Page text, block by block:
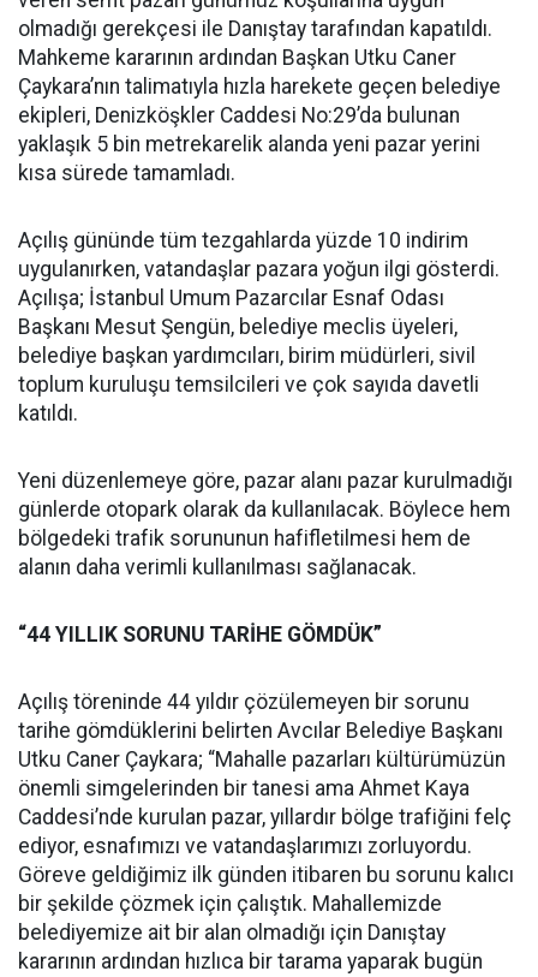
olmadığı gerekçesi ile Danıştay tarafından kapatıldı.
Mahkeme kararının ardından Başkan Utku Caner
Çaykara’nın talimatıyla hızla harekete geçen belediye
ekipleri, Denizköşkler Caddesi No:29’da bulunan
yaklaşık 5 bin metrekarelik alanda yeni pazar yerini
kısa sürede tamamladı.
Açılış gününde tüm tezgahlarda yüzde 10 indirim
uygulanırken, vatandaşlar pazara yoğun ilgi gösterdi.
Açılışa; İstanbul Umum Pazarcılar Esnaf Odası
Başkanı Mesut Şengün, belediye meclis üyeleri,
belediye başkan yardımcıları, birim müdürleri, sivil
toplum kuruluşu temsilcileri ve çok sayıda davetli
katıldı.
Yeni düzenlemeye göre, pazar alanı pazar kurulmadığı
günlerde otopark olarak da kullanılacak. Böylece hem
bölgedeki trafik sorununun hafifletilmesi hem de
alanın daha verimli kullanılması sağlanacak.
“44 YILLIK SORUNU TARİHE GÖMDÜK”
Açılış töreninde 44 yıldır çözülemeyen bir sorunu
tarihe gömdüklerini belirten Avcılar Belediye Başkanı
Utku Caner Çaykara; “Mahalle pazarları kültürümüzün
önemli simgelerinden bir tanesi ama Ahmet Kaya
Caddesi’nde kurulan pazar, yıllardır bölge trafiğini felç
ediyor, esnafımızı ve vatandaşlarımızı zorluyordu.
Göreve geldiğimiz ilk günden itibaren bu sorunu kalıcı
bir şekilde çözmek için çalıştık. Mahallemizde
belediyemize ait bir alan olmadığı için Danıştay
kararının ardından hızlıca bir tarama yaparak bugün